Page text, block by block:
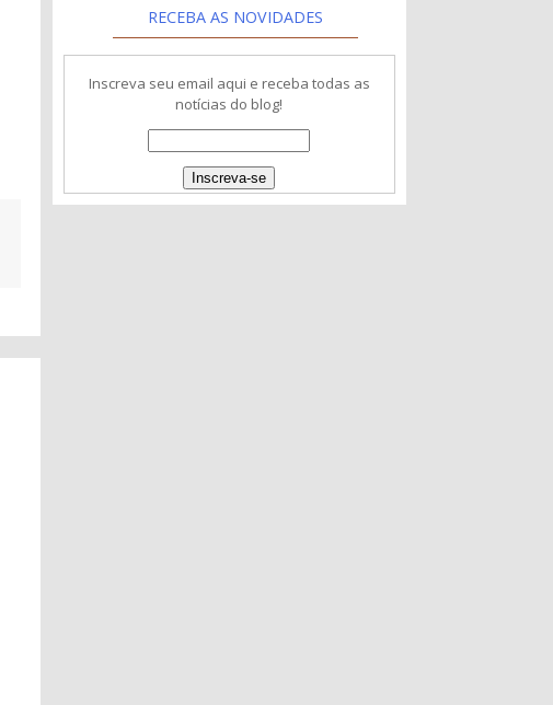
RECEBA AS NOVIDADES
Inscreva seu email aqui e receba todas as
notícias do blog!